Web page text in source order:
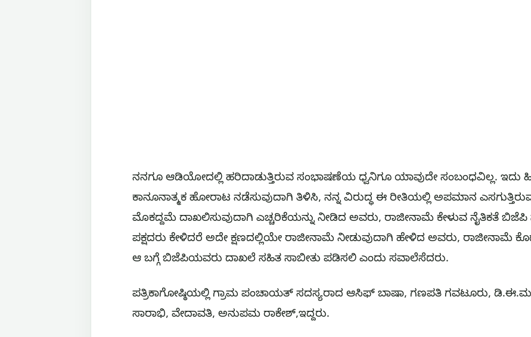
ನನಗೂ ಆಡಿಯೋದಲ್ಲಿ ಹರಿದಾಡುತ್ತಿರುವ ಸಂಭಾಷಣೆಯ ಧ್ವನಿಗೂ ಯಾವುದೇ ಸಂಬಂಧವಿಲ್ಲ. ಇದು
ಕಾನೂನಾತ್ಮಕ ಹೋರಾಟ ನಡೆಸುವುದಾಗಿ ತಿಳಿಸಿ, ನನ್ನ ವಿರುದ್ಧ ಈ ರೀತಿಯಲ್ಲಿ ಅಪಮಾನ
ಮೊಕದ್ದಮೆ ದಾಖಲಿಸುವುದಾಗಿ ಎಚ್ಚರಿಕೆಯನ್ನು ನೀಡಿದ ಅವರು, ರಾಜೀನಾಮೆ ಕೇಳುವ ನೈತಿಕತೆ ಬಿಜೆಪಿ
ಪಕ್ಷದರು ಕೇಳಿದರೆ ಅದೇ ಕ್ಷಣದಲ್ಲಿಯೇ ರಾಜೀನಾಮೆ ನೀಡುವುದಾಗಿ ಹೇಳಿದ ಅವರು, ರಾಜೀನಾಮೆ
ಆ ಬಗ್ಗೆ ಬಿಜೆಪಿಯವರು ದಾಖಲೆ ಸಹಿತ ಸಾಬೀತು ಪಡಿಸಲಿ ಎಂದು ಸವಾಲೆಸೆದರು.
ಪತ್ರಿಕಾಗೋಷ್ಠಿಯಲ್ಲಿ ಗ್ರಾಮ ಪಂಚಾಯತ್ ಸದಸ್ಯರಾದ ಆಸಿಫ್‌ ಬಾಷಾ, ಗಣಪತಿ ಗವಟೂರು,
ಸಾರಾಭಿ, ವೇದಾವತಿ, ಅನುಪಮ ರಾಕೇಶ್,ಇದ್ದರು.